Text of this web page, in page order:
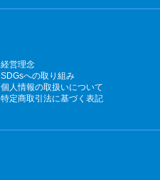
経営理念
SDGsへの取り組み
個人情報の取扱いについて
特定商取引法に基づく表記